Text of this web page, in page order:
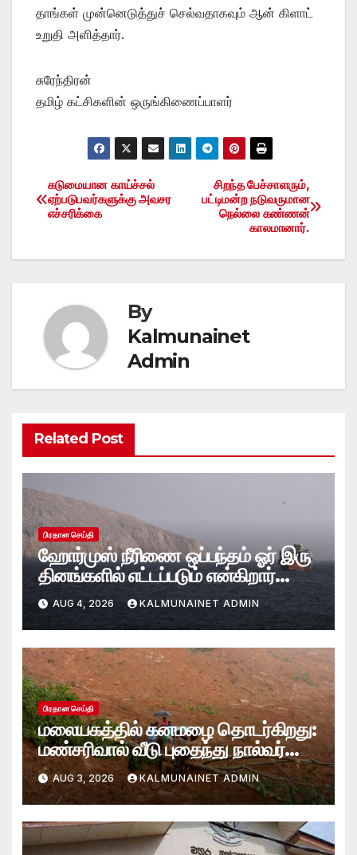
தாங்கள் முன்னெடுத்துச் செல்வதாகவும் ஆன் கிளாட்
உறுதி அளித்தார்.
சுரேந்திரன்
தமிழ் கட்சிகளின் ஒருங்கிணைப்பாளர்
Post
navigation
சிறந்த பேச்சாளரும்,
பட்டிமன்ற நடுவருமான
நெல்லை கண்ணன்
காலமானார்.
கடுமையான காய்ச்சல்
ஏற்படுபவர்களுக்கு அவசர
எச்சரிக்கை
By
Kalmunainet
Admin
Related Post
பிரதான செய்தி
ஹோர்முஸ் நீரிணை ஒப்பந்தம் ஓர் இரு
தினங்களில் எட்டப்படும் என்கிறார்
அமெரிக்க கருவூலச் செயலாளர்
ஸ்காட் பெசென்ட்!
AUG 4, 2026 KALMUNAINET ADMIN
பிரதான செய்தி
மலையகத்தில் கனமழை தொடர்கிறது:
மண்சரிவால் வீடு புதைந்து நால்வர்
மாயம்
AUG 3, 2026 KALMUNAINET ADMIN